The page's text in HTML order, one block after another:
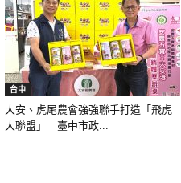
台中
大安、虎尾農會強強聯手打造「飛虎
大聯盟」 臺中市政...